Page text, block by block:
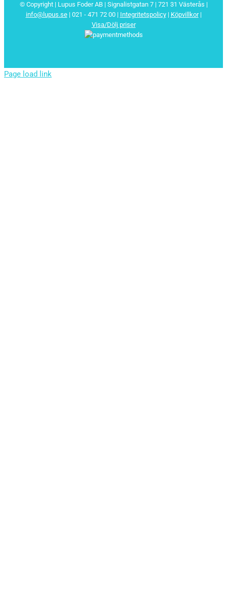
© Copyright | Lupus Foder AB | Signalistgatan 7 | 721 31 Västerås |
info@lupus.se| 021 - 471 72 00 | Integritetspolicy| Köpvillkor|
Visa/Dölj priser
Page load link